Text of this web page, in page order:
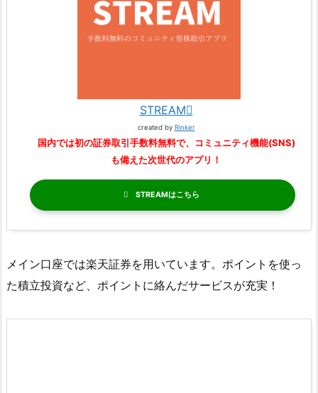
STREAM
created by Rinker
国内では初の証券取引手数料無料で、コミュニティ機能(SNS)
も備えた次世代のアプリ！
STREAM
メイン口座では楽天証券を用いています。ポイントを使っ
た積立投資など、ポイントに絡んだサービスが充実！